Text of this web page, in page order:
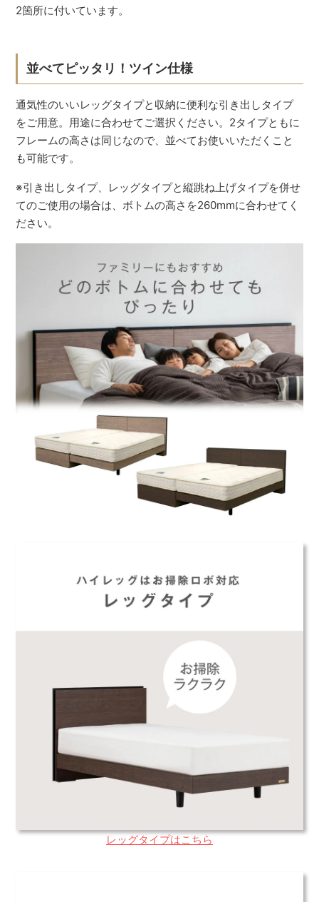
2箇所に付いています。
並べてピッタリ！ツイン仕様
通気性のいいレッグタイプと収納に便利な引き出しタイプ
をご用意。用途に合わせてご選択ください。2タイプともに
フレームの高さは同じなので、並べてお使いいただくこと
も可能です。
※引き出しタイプ、レッグタイプと縦跳ね上げタイプを併せ
てのご使用の場合は、ボトムの高さを260mmに合わせてく
ださい。
レッグタイプはこちら